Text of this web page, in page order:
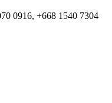
0916, +668 1540 7304